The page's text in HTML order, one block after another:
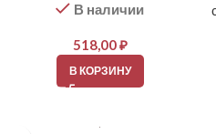
В наличии
518,00₽
В КОРЗИНУ